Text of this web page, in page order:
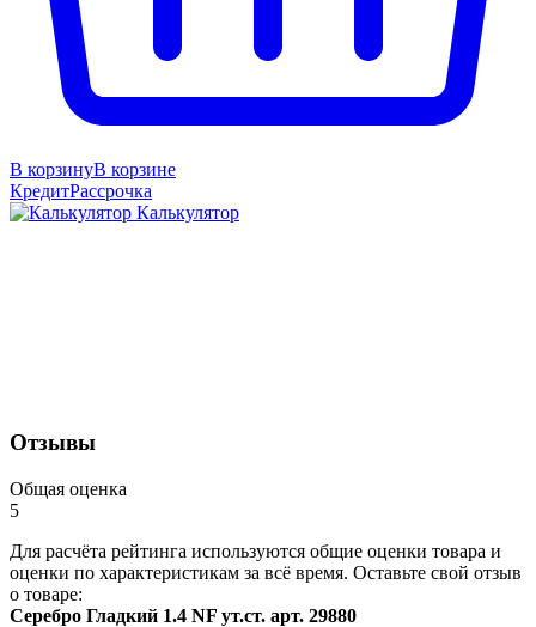
В корзинуВ корзине
КредитРассрочка
Калькулятор
Отзывы
Общая оценка
5
Для расчёта рейтинга используются общие оценки товара и
оценки по характеристикам за всё время. Оставьте свой отзыв
о товаре:
Серебро Гладкий 1.4 NF ут.ст. арт. 29880